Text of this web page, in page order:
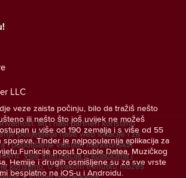
LLC
veze zaista počinju, bilo da tražiš nešto
ili nešto što još uvijek ne možeš
u više od 190 zemalja i s više od 55
Tinder je najpopularnija aplikacija za
poput Double Datea, Muzičkog
Hemije i drugih osmišljene su za sve vrste
besplatno na iOS-u i Androidu.
Mi i naši partneri koristimo
posjetitelja naše web lokacije i za
i poboljšanje vlastitih marketinških
Više informacija o kolačićima i
koristimo. U svakom trenutku možeš